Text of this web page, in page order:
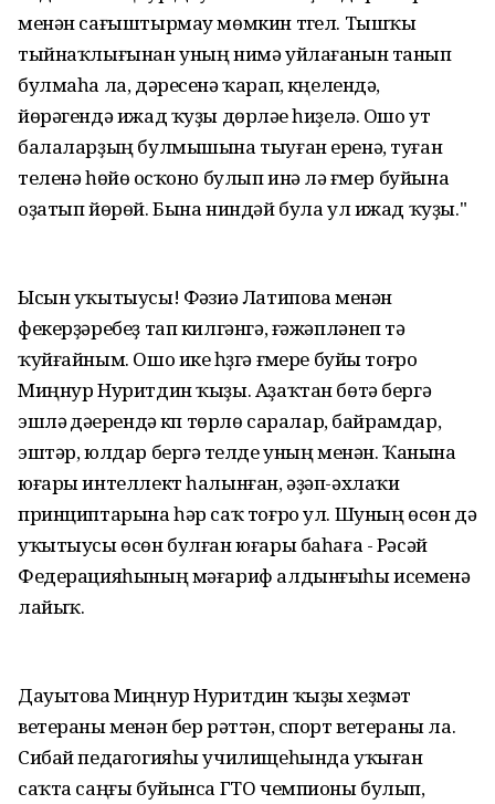
менән сағыштырмау мөмкин түгел. Тышҡы
тыйнаҡлығынан уның нимә уйлағанын танып
булмаһа ла, дәресенә ҡарап, күңелендә,
йөрәгендә ижад ҡуҙы дөрләүе һиҙелә. Ошо ут
балаларҙың булмышына тыуған еренә, туған
теленә һөйөү осҡоно булып инә лә ғүмер буйына
оҙатып йөрөй. Бына ниндәй була ул ижад ҡуҙы."
Ысын уҡытыусы! Фәүзиә Латипова менән
фекерҙәребеҙ тап килгәнгә, ғәжәпләнеп тә
ҡуйғайным. Ошо ике һүҙгә ғүмере буйы тоғро
Миңнур Нуритдин ҡыҙы. Аҙаҡтан бөтә бергә
эшләү дәүерендә күп төрлө саралар, байрамдар,
эштәр, юлдар бергә үтелде уның менән. Ҡанына
юғары интеллект һалынған, әҙәп-әхлаҡи
принциптарына һәр саҡ тоғро ул. Шуның өсөн дә
уҡытыусы өсөн булған юғары баһаға - Рәсәй
Федерацияһының мәғариф алдынғыһы исеменә
лайыҡ.
Дауытова Миңнур Нуритдин ҡыҙы хеҙмәт
ветераны менән бер рәттән, спорт ветераны ла.
Сибай педагогияһы училищеһында уҡыған
саҡта саңғы буйынса ГТО чемпионы булып,